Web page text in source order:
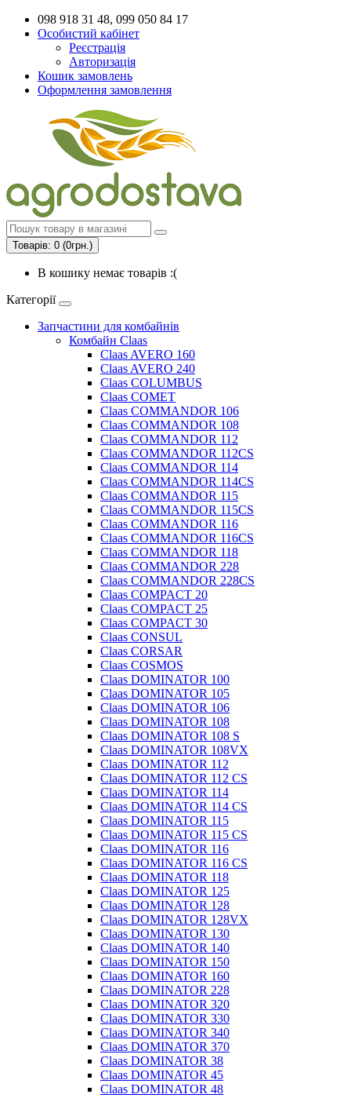
098 918 31 48, 099 050 84 17
Особистий кабінет
Реєстрація
Авторизація
Кошик замовлень
Оформлення замовлення
Товарів: 0 (0грн.)
В кошику немає товарів :(
Категорії
Запчастини для комбайнів
Комбайн Claas
Claas AVERO 160
Claas AVERO 240
Claas COLUMBUS
Claas COMET
Claas COMMANDOR 106
Claas COMMANDOR 108
Claas COMMANDOR 112
Claas COMMANDOR 112CS
Claas COMMANDOR 114
Claas COMMANDOR 114CS
Claas COMMANDOR 115
Claas COMMANDOR 115CS
Claas COMMANDOR 116
Claas COMMANDOR 116CS
Claas COMMANDOR 118
Claas COMMANDOR 228
Claas COMMANDOR 228CS
Claas COMPACT 20
Claas COMPACT 25
Claas COMPACT 30
Claas CONSUL
Claas CORSAR
Claas COSMOS
Claas DOMINATOR 100
Claas DOMINATOR 105
Claas DOMINATOR 106
Claas DOMINATOR 108
Claas DOMINATOR 108 S
Claas DOMINATOR 108VX
Claas DOMINATOR 112
Claas DOMINATOR 112 CS
Claas DOMINATOR 114
Claas DOMINATOR 114 CS
Claas DOMINATOR 115
Claas DOMINATOR 115 CS
Claas DOMINATOR 116
Claas DOMINATOR 116 CS
Claas DOMINATOR 118
Claas DOMINATOR 125
Claas DOMINATOR 128
Claas DOMINATOR 128VX
Claas DOMINATOR 130
Claas DOMINATOR 140
Claas DOMINATOR 150
Claas DOMINATOR 160
Claas DOMINATOR 228
Claas DOMINATOR 320
Claas DOMINATOR 330
Claas DOMINATOR 340
Claas DOMINATOR 370
Claas DOMINATOR 38
Claas DOMINATOR 45
Claas DOMINATOR 48